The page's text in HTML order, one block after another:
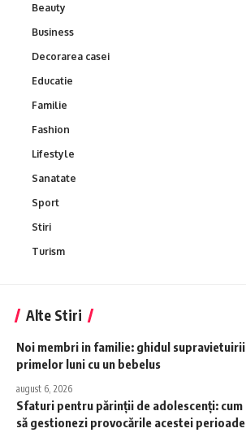
Beauty
Business
Decorarea casei
Educatie
Familie
Fashion
Lifestyle
Sanatate
Sport
Stiri
Turism
Alte Stiri
Noi membri in familie: ghidul supravietuirii
primelor luni cu un bebelus
august 6, 2026
Sfaturi pentru părinții de adolescenți: cum
să gestionezi provocările acestei perioade